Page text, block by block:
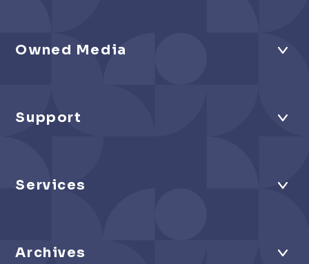
Owned Media
Support
Services
Archives